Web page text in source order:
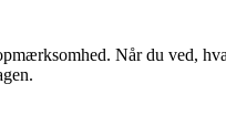
Når du ved,